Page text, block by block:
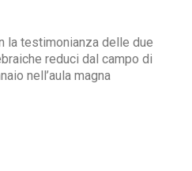
la testimonianza delle due
reduci dal campo di
nell’aula magna